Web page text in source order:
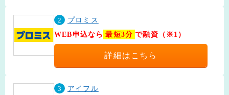
2
プロミス
WEB申込なら 最短3分 で融資（※1）
詳細はこちら
3
アイフル